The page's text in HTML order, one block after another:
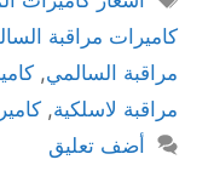
كاميرات مراقبة
مراقبة السالمي,
مراقبة لاسلكية,
أضف تعليق